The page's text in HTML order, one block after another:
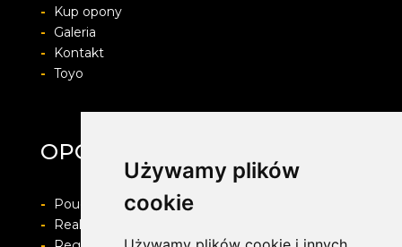
Używamy plików
cookie
-
Kup opony
-
Galeria
-
Kontakt
- Toyo
OPONY ŚMIGIELSKI
-
Pouczenie o prawie do odstapienia od umowy
-
Realizacja zamówienia i formy płatności